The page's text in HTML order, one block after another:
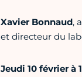
Xavier Bonnaud,
et directeur du
Jeudi 10 février à